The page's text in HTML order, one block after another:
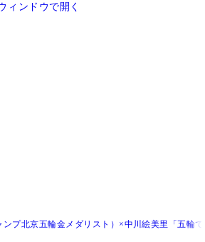
ィンドウで開く
プ北京五輪金メダリスト）×中川絵美里「五輪